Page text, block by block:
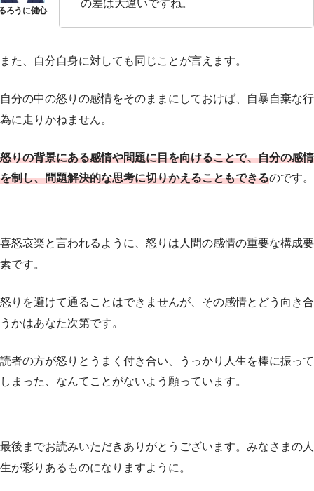
の差は大違いですね。
また、自分自身に対しても同じことが言えます。
自分の中の怒りの感情をそのままにしておけば、自暴自棄な行
為に走りかねません。
怒りの背景にある感情や問題に目を向けることで、自分の感情
を制し、問題解決的な思考に切りかえることもできるのです。
喜怒哀楽と言われるように、怒りは人間の感情の重要な構成要
素です。
怒りを避けて通ることはできませんが、その感情とどう向き合
うかはあなた次第です。
読者の方が怒りとうまく付き合い、うっかり人生を棒に振って
しまった、なんてことがないよう願っています。
最後までお読みいただきありがとうございます。みなさまの人
生が彩りあるものになりますように。